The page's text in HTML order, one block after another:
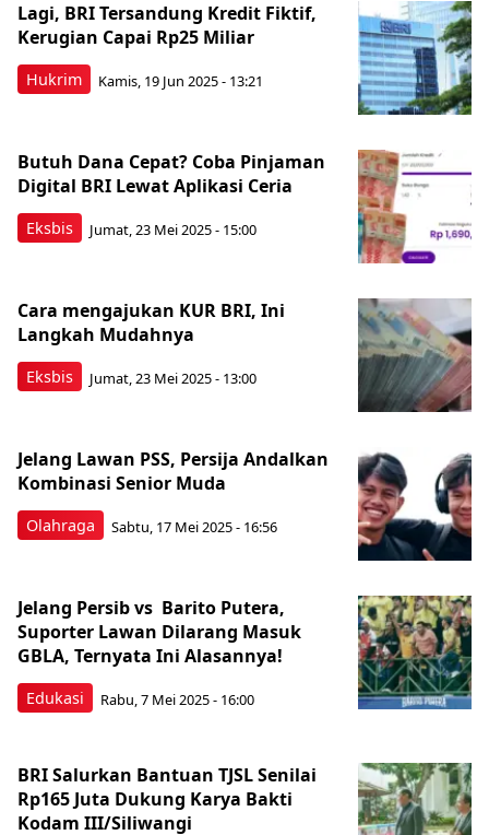
Hukrim
Lagi, BRI Tersandung Kredit Fiktif,
Kerugian Capai Rp25 Miliar
Kamis, 19 Jun 2025 - 13:21
Eksbis
Butuh Dana Cepat? Coba Pinjaman
Digital BRI Lewat Aplikasi Ceria
Jumat, 23 Mei 2025 - 15:00
Eksbis
‎Cara mengajukan KUR BRI, Ini
Langkah Mudahnya
Jumat, 23 Mei 2025 - 13:00
Olahraga
Jelang Lawan PSS, Persija Andalkan
Kombinasi Senior Muda
Sabtu, 17 Mei 2025 - 16:56
Edukasi
Jelang Persib vs Barito Putera,
Suporter Lawan Dilarang Masuk
GBLA, Ternyata Ini Alasannya!
Rabu, 7 Mei 2025 - 16:00
BRI Salurkan Bantuan TJSL Senilai
Rp165 Juta Dukung Karya Bakti
Kodam III/Siliwangi